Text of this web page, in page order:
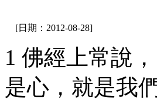
[日期：2012-08-28]
1 佛經上常說
是心，就是我